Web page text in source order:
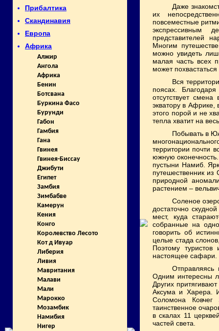
Прибалтика
Скандинавия
Европа
Африка
Алжир
Ангола
Африка
Бенин
Ботсвана
Буркина Фасо
Бурунди
Габон
Гамбия
Гана
Гвинея
Гвинея-Биссау
Джибути
Египет
Замбия
Зимбабве
Камерун
Кения
Конго
Королевство Лесото
Кот д Ивуар
Либерия
Ливия
Мавритания
Малави
Мали
Марокко
Мозамбик
Намибия
Нигер
Даже
их
повсеместные
экспрессивным
представителей
Многим
можно увидеть
малая часть всех
может
Вся
поясах.
отсутствует
экватору в Африке,
этого порой и не
тепла хватит на
Побывать в
территории почти
южную
пустыни Намиб.
путешественник из
природной
растением –
Соленое
достаточно
мест, куда
собранные на
говорить об
целые стада
Поэтому туристов
настоящее сафари.
Отправляясь
Одним интересны
Других
Аксума и Харера.
Соломона
таинственное
в скалах 11
частей света.